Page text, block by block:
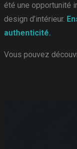
été une opportunité
design d’intérieur.
authenticité.
Vous pouvez